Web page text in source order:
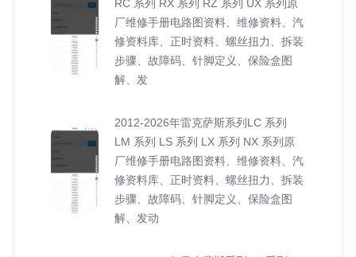
RC 系列 RX 系列 RZ 系列 UX 系列原
厂维修手册电路图资料、维修资料、汽
修资料库、正时资料、螺丝扭力、拆装
步骤、故障码、针脚定义、保险盒图
解、发
2012-2026年雷克萨斯系列LC 系列
LM 系列 LS 系列 LX 系列 NX 系列原
厂维修手册电路图资料、维修资料、汽
修资料库、正时资料、螺丝扭力、拆装
步骤、故障码、针脚定义、保险盒图
解、发动